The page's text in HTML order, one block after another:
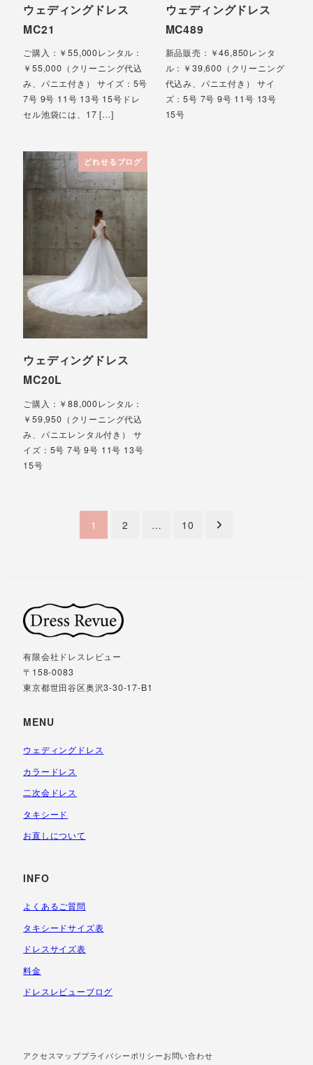
ウェディングドレス
MC21
ご購入：￥55,000レンタル：
￥55,000（クリーニング代込
み、パニエ付き） サイズ：5号
7号 9号 11号 13号 15号ドレ
セル池袋には、17 […]
ウェディングドレス
MC489
新品販売：￥46,850レンタ
ル：￥39,600（クリーニング
代込み、パニエ付き） サイ
ズ：5号 7号 9号 11号 13号
15号
どれせるブログ
ウェディングドレス
MC20L
ご購入：￥88,000レンタル：
￥59,950（クリーニング代込
み、パニエレンタル付き） サ
イズ：5号 7号 9号 11号 13号
15号
ー
ジ
送
り
1 2 … 10
有限会社ドレスレビュー
〒158-0083
東京都世田谷区奥沢3-30-17-B1
MENU
ウェディングドレス
カラードレス
二次会ドレス
タキシード
お直しについて
INFO
よくあるご質問
タキシードサイズ表
ドレスサイズ表
料金
ドレスレビューブログ
アクセスマッププライバシーポリシーお問い合わせ